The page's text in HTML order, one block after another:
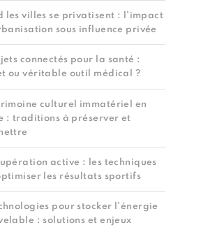
les villes se privatisent : l’impact
sous influence privée
connectés pour la santé :
ou véritable outil médical ?
culturel immatériel en
: traditions à préserver et
active : les techniques
les résultats sportifs
pour stocker l’énergie
: solutions et enjeux